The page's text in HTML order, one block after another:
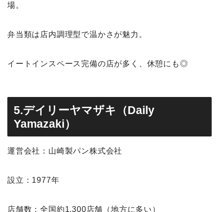
場。
弁当類は店内調理型で温かさが魅力。
イートインスペース完備の店が多く、休憩にも◎
5.デイリーヤマザキ（Daily
Yamazaki）
運営会社：山崎製パン株式会社
設立：1977年
店舗数：全国約1,300店舗（地方に多い）